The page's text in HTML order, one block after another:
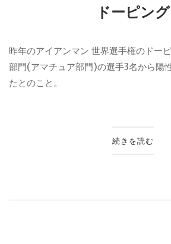
ドーピング
昨年のアイアンマン 世界選手権のドー
部門(アマチュア部門)の選手3名から陽
たとのこと。
続きを読む